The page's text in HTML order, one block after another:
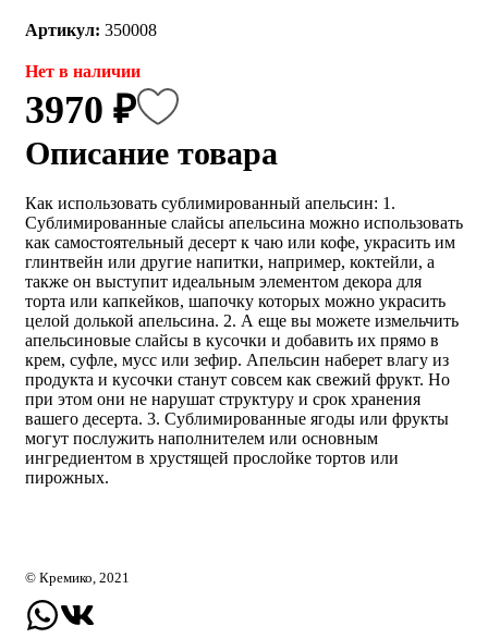
Артикул: 350008
Нет в наличии
3970 ₽
Описание товара
Как использовать сублимированный апельсин: 1.
Сублимированные слайсы апельсина можно использовать
как самостоятельный десерт к чаю или кофе, украсить им
глинтвейн или другие напитки, например, коктейли, а
также он выступит идеальным элементом декора для
торта или капкейков, шапочку которых можно украсить
целой долькой апельсина. 2. А еще вы можете измельчить
апельсиновые слайсы в кусочки и добавить их прямо в
крем, суфле, мусс или зефир. Апельсин наберет влагу из
продукта и кусочки станут совсем как свежий фрукт. Но
при этом они не нарушат структуру и срок хранения
вашего десерта. 3. Сублимированные ягоды или фрукты
могут послужить наполнителем или основным
ингредиентом в хрустящей прослойке тортов или
пирожных.
© Кремико, 2021